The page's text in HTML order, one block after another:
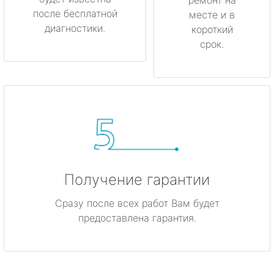
после бесплатной
диагностики.
месте и в
короткий
срок.
Получение гарантии
Сразу после всех работ Вам будет
предоставлена гарантия.